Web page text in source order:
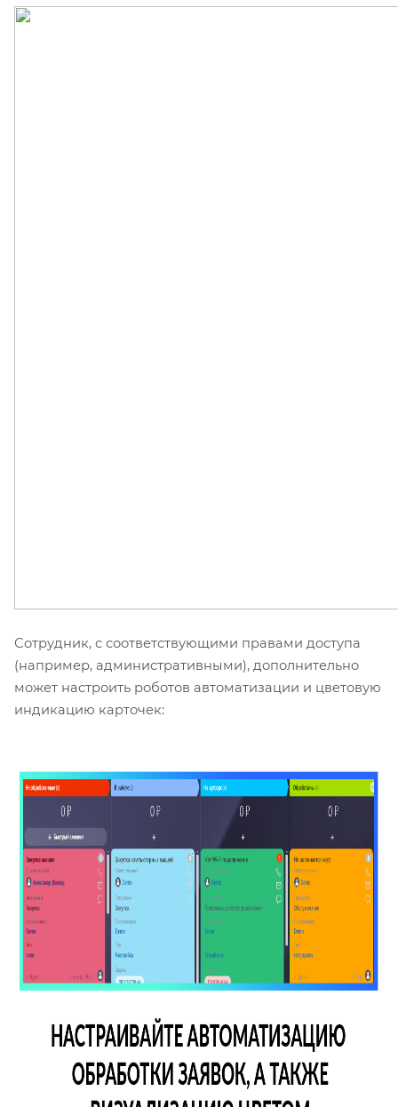
Сотрудник, с соответствующими правами доступа
(например, административными), дополнительно
может настроить роботов автоматизации и цветовую
индикацию карточек: